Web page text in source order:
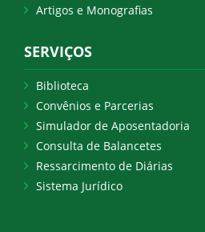
Artigos e Monografias
SERVIÇOS
Biblioteca
Convênios e Parcerias
Simulador de Aposentadoria
Consulta de Balancetes
Ressarcimento de Diárias
Sistema Jurídico